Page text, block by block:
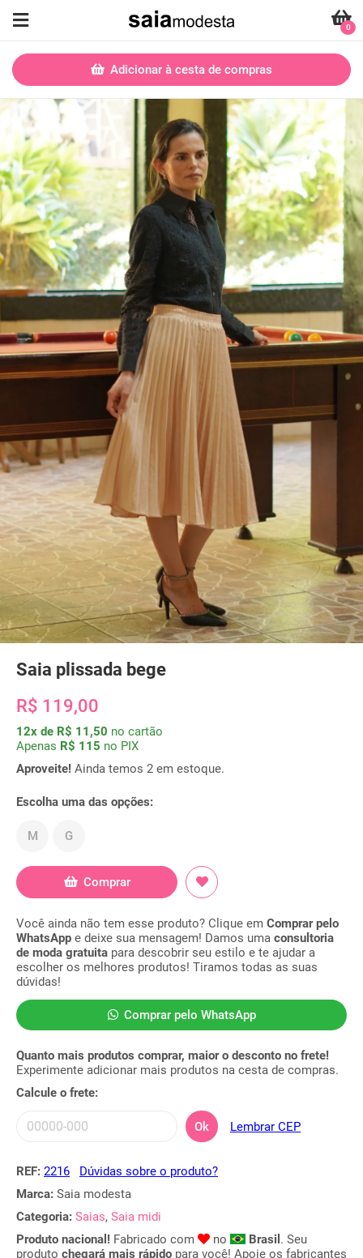
0
Saia plissada bege
R$ 119,00
12x de R$ 11,50 no cartão
Apenas R$ 115 no PIX
Aproveite! Ainda temos 2 em estoque.
Escolha uma das opções:
M G
Comprar
Você ainda não tem esse produto? Clique em Comprar pelo
WhatsApp e deixe sua mensagem! Damos uma consultoria
de moda gratuita para descobrir seu estilo e te ajudar a
escolher os melhores produtos! Tiramos todas as suas
dúvidas!
Comprar pelo WhatsApp
Adicionar à cesta de compras
Quanto mais produtos comprar, maior o desconto no frete!
Experimente adicionar mais produtos na cesta de compras.
Calcule o frete:
Ok Lembrar CEP
REF: 2216
Dúvidas sobre o produto?
Marca: Saia modesta
Categoria: Saias, Saia midi
Produto nacional! Fabricado com no Brasil . Seu
produto chegará mais rápido para você! Apoie os fabricantes